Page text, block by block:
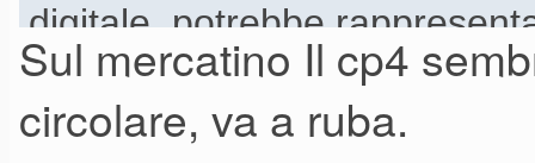
digitale, potrebbe
di definitivo non c'è mai
strumenti musicali moderni)?
Sul mercatino Il cp4
circolare, va a ruba.